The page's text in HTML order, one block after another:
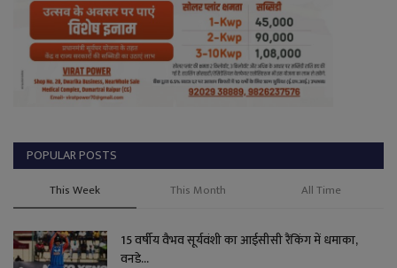
POPULAR POSTS
This Week This Month All Time
15 वर्षीय वैभव सूर्यवंशी का आईसीसी रैंकिंग में धमाका,
वनडे...